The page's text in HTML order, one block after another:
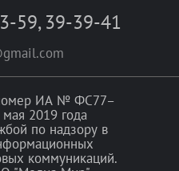
59, 39-39-41
ИА № ФС77–
2019 года
по надзору в
коммуникаций.